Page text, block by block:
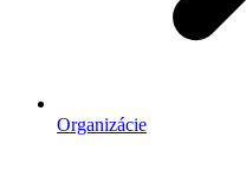
Organizácie